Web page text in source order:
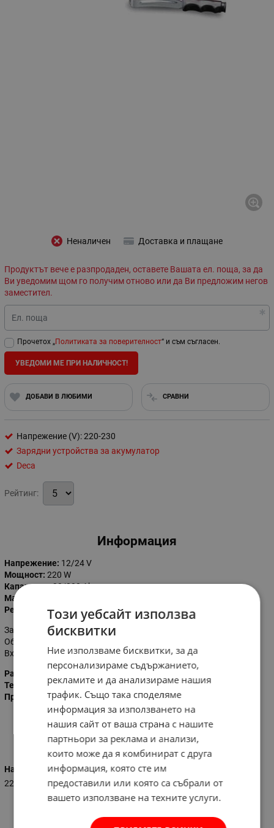
Неналичен Доставка и плащане
Продуктът вече е разпродаден, оставете Вашата ел. поща, за да
Ви уведомим щом го получим отново или да Ви предложим негов
заместител.
Ел. поща
Прочетох „Политиката за поверителност“ и съм съгласен.
УВЕДОМИ МЕ ПРИ НАЛИЧНОСТ!
ДОБАВИ В ЛЮБИМИ СРАВНИ
Напрежение (V): 220-230
Зарядни устройства за акумулатор
Deca
Рейтинг:
Информация
Напрежениe: 12/24 V
Мощност: 220 W
Капацитет:20/200 Ah
Максимална сила на тока:
Регулиране:2 степени
Защита от претоварване и обратна полярност
Оборудван с амперметър и предпазител
Входящ кабел с дължина 2,0 м. и щифт тип "Schuko"
Размери:
200 х 190 х 270 мм.
Тегло:
4.5 кг.
Произход: Италия
Характеристики
Напрежение (V)
220-230
Този уебсайт използва
бисквитки
Ние използваме бисквитки, за да
персонализираме съдържанието,
рекламите и да анализираме нашия
трафик. Също така споделяме
информация за използването на
нашия сайт от ваша страна с нашите
партньори за реклама и анализи,
които може да я комбинират с друга
информация, която сте им
предоставили или която са събрали от
вашето използване на техните услуги.